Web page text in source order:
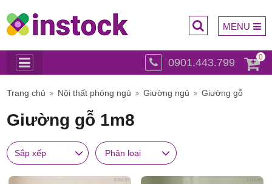
0901.443.799 0
MENU
Trụ sở
Trang chủ Nội thất phòng ngủ Giường ngủ Giường gỗ
Giường gỗ 1m8
Sắp xếp Phân loại